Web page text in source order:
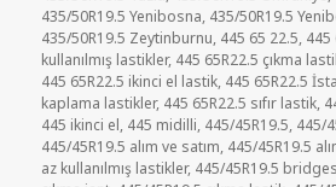
435/50R19.5 Yenibosna, 435/50R19.5
435/50R19.5 Zeytinburnu, 445 65 22.5, 445
kullanılmış lastikler, 445 65R22.5 çıkma
445 65R22.5 ikinci el lastik, 445 65R22.5
kaplama lastikler, 445 65R22.5 sıfır lastik,
445 ikinci el, 445 midilli, 445/45R19.5, 445/
445/45R19.5 alım ve satım, 445/45R19.5
az kullanılmış lastikler, 445/45R19.5